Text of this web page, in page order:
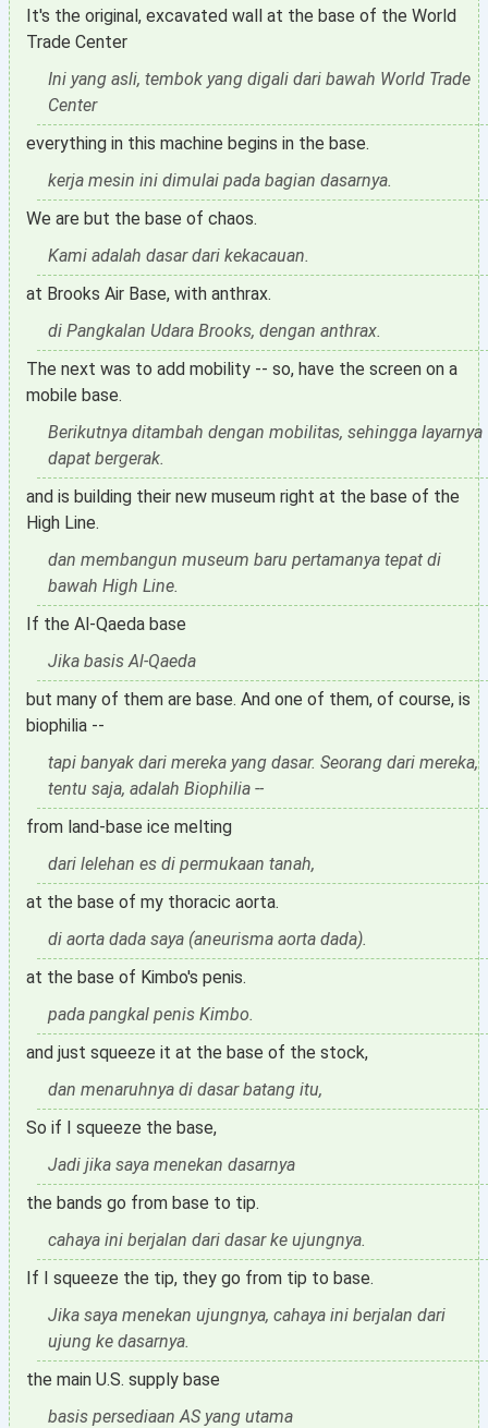
It's the original, excavated wall at the base of the World
Trade Center
Ini yang asli, tembok yang digali dari bawah World Trade
Center
everything in this machine begins in the base.
kerja mesin ini dimulai pada bagian dasarnya.
We are but the base of chaos.
Kami adalah dasar dari kekacauan.
at Brooks Air Base, with anthrax.
di Pangkalan Udara Brooks, dengan anthrax.
The next was to add mobility -- so, have the screen on a
mobile base.
Berikutnya ditambah dengan mobilitas, sehingga layarnya
dapat bergerak.
and is building their new museum right at the base of the
High Line.
dan membangun museum baru pertamanya tepat di
bawah High Line.
If the Al-Qaeda base
Jika basis Al-Qaeda
but many of them are base. And one of them, of course, is
biophilia --
tapi banyak dari mereka yang dasar. Seorang dari mereka,
tentu saja, adalah Biophilia --
from land-base ice melting
dari lelehan es di permukaan tanah,
at the base of my thoracic aorta.
di aorta dada saya (aneurisma aorta dada).
at the base of Kimbo's penis.
pada pangkal penis Kimbo.
and just squeeze it at the base of the stock,
dan menaruhnya di dasar batang itu,
So if I squeeze the base,
Jadi jika saya menekan dasarnya
the bands go from base to tip.
cahaya ini berjalan dari dasar ke ujungnya.
If I squeeze the tip, they go from tip to base.
Jika saya menekan ujungnya, cahaya ini berjalan dari
ujung ke dasarnya.
the main U.S. supply base
basis persediaan AS yang utama